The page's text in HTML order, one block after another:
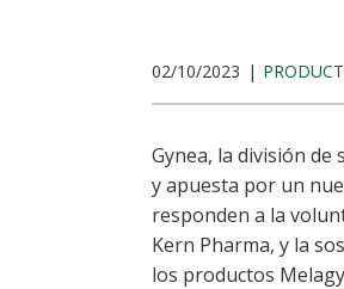
02/10/2023
Gynea, la división de
y apuesta por un
responden a la
Kern Pharma, y la
los productos